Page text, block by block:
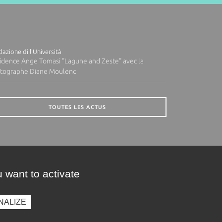
di l'Università
Ange Tomasi "Lagune and Zeste" avec la
Diane Moulenc
TOUTES LES ACTUS
want to activate